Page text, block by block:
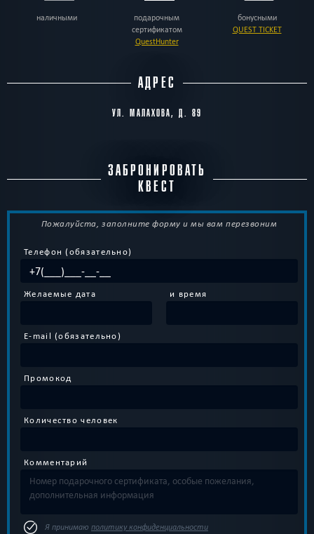
наличными
подарочным
сертификатом
QuestHunter
бонусными
QUEST TICKET
АДРЕС
УЛ. МАЛАХОВА, Д. 89
ЗАБРОНИРОВАТЬ
КВЕСТ
Пожалуйста, заполните форму и мы вам перезвоним
Телефон (обязательно)
Желаемые дата и время
E-mail (обязательно)
Промокод
Количество человек
Комментарий
Я принимаю политику конфиденциальности